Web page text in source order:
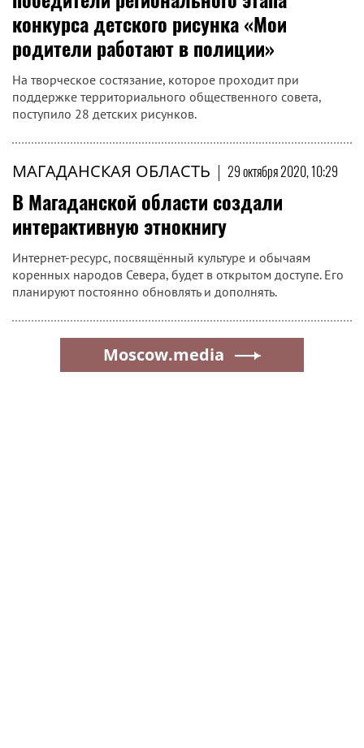
конкурса детского рисунка «Мои
родители работают в полиции»
На творческое состязание, которое проходит при
поддержке территориального общественного совета,
поступило 28 детских рисунков.
МАГАДАНСКАЯ ОБЛАСТЬ | 29 октября 2020, 10:29
В Магаданской области создали
интерактивную этнокнигу
Интернет-ресурс, посвящённый культуре и обычаям
коренных народов Севера, будет в открытом доступе. Его
планируют постоянно обновлять и дополнять.
Moscow.media